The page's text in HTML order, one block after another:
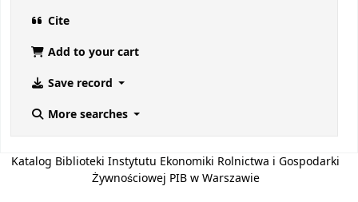
Cite
Add to your cart
Save record
More searches
Katalog Biblioteki Instytutu Ekonomiki Rolnictwa i Gospodarki
Żywnościowej PIB w Warszawie